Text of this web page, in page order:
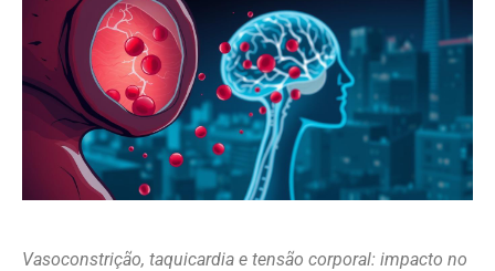
Vasoconstrição, taquicardia e tensão corporal: impacto no